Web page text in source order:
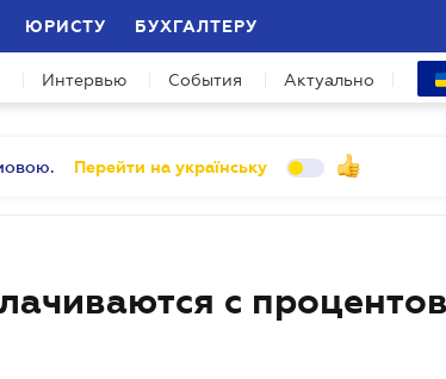
ЮРИСТУ БУХГАЛТЕРУ
Интервью События Актуально
Перейти на українську
с